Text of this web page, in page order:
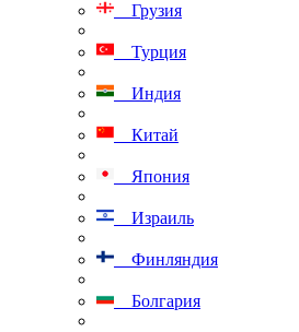
Грузия
Турция
Индия
Китай
Япония
Израиль
Финляндия
Болгария